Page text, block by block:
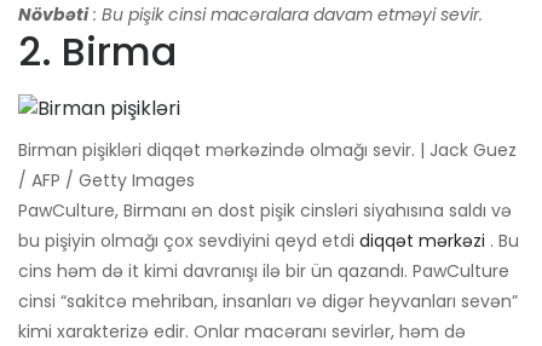
Növbəti: Bu pişik cinsi macəralara davam etməyi sevir.
2. Birma
Birman pişikləri diqqət mərkəzində olmağı sevir. | Jack Guez
/ AFP / Getty Images
PawCulture, Birmanı ən dost pişik cinsləri siyahısına saldı və
bu pişiyin olmağı çox sevdiyini qeyd etdi diqqət mərkəzi . Bu
cins həm də it kimi davranışı ilə bir ün qazandı. PawCulture
cinsi “sakitcə mehriban, insanları və digər heyvanları sevən”
kimi xarakterizə edir. Onlar macəranı sevirlər, həm də